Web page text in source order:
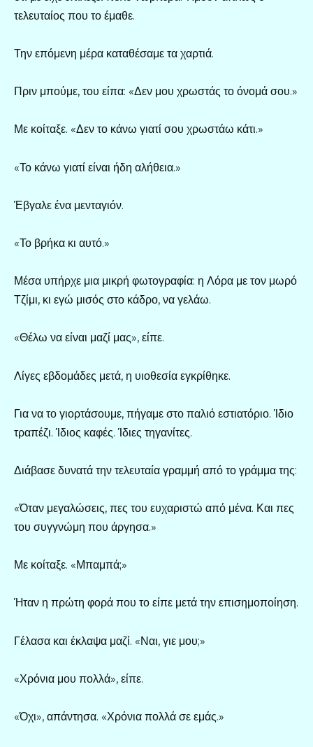
τελευταίος που το έμαθε.
Την επόμενη μέρα καταθέσαμε τα χαρτιά.
Πριν μπούμε, του είπα: «Δεν μου χρωστάς το όνομά σου.»
Με κοίταξε. «Δεν το κάνω γιατί σου χρωστάω κάτι.»
«Το κάνω γιατί είναι ήδη αλήθεια.»
Έβγαλε ένα μενταγιόν.
«Το βρήκα κι αυτό.»
Μέσα υπήρχε μια μικρή φωτογραφία: η Λόρα με τον μωρό
Τζίμι, κι εγώ μισός στο κάδρο, να γελάω.
«Θέλω να είναι μαζί μας», είπε.
Λίγες εβδομάδες μετά, η υιοθεσία εγκρίθηκε.
Για να το γιορτάσουμε, πήγαμε στο παλιό εστιατόριο. Ίδιο
τραπέζι. Ίδιος καφές. Ίδιες τηγανίτες.
Διάβασε δυνατά την τελευταία γραμμή από το γράμμα της:
«Όταν μεγαλώσεις, πες του ευχαριστώ από μένα. Και πες
του συγγνώμη που άργησα.»
Με κοίταξε. «Μπαμπά;»
Ήταν η πρώτη φορά που το είπε μετά την επισημοποίηση.
Γέλασα και έκλαψα μαζί. «Ναι, γιε μου;»
«Χρόνια μου πολλά», είπε.
«Όχι», απάντησα. «Χρόνια πολλά σε εμάς.»